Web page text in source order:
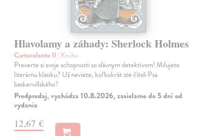
Hlavolamy a záhady: Sherlock Holmes
Cartavolante Il | Kniha
Preverte si svoje schopnosti so slávnym detektívom! Milujete
literárnu klasiku? Už neviete, koľkokrát ste čítali Psa
baskervillského?
Predpredaj, vychádza 10.8.2026, zasielame do 5 dní od
vydania
12,67 €